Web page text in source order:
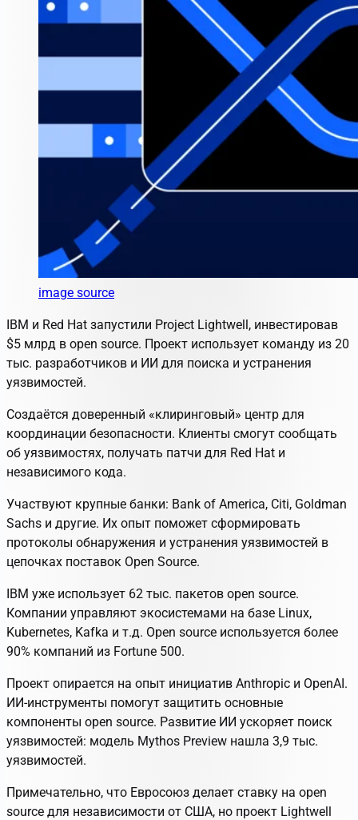
image source
IBM и Red Hat запустили Project Lightwell, инвестировав
$5 млрд в open source. Проект использует команду из 20
тыс. разработчиков и ИИ для поиска и устранения
уязвимостей.
Создаётся доверенный «клиринговый» центр для
координации безопасности. Клиенты смогут сообщать
об уязвимостях, получать патчи для Red Hat и
независимого кода.
Участвуют крупные банки: Bank of America, Citi, Goldman
Sachs и другие. Их опыт поможет сформировать
протоколы обнаружения и устранения уязвимостей в
цепочках поставок Open Source.
IBM уже использует 62 тыс. пакетов open source.
Компании управляют экосистемами на базе Linux,
Kubernetes, Kafka и т.д. Open source используется более
90% компаний из Fortune 500.
Проект опирается на опыт инициатив Anthropic и OpenAI.
ИИ-инструменты помогут защитить основные
компоненты open source. Развитие ИИ ускоряет поиск
уязвимостей: модель Mythos Preview нашла 3,9 тыс.
уязвимостей.
Примечательно, что Евросоюз делает ставку на open
source для независимости от США, но проект Lightwell